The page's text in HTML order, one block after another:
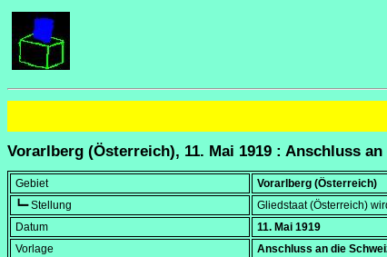
Vorarlberg (Österreich), 11. Mai 1919 : Anschluss
Gebiet
Vorarlberg (Österreich)
┗━ Stellung
Gliedstaat (Österreich)
Datum
11. Mai 1919
Vorlage
Anschluss an die